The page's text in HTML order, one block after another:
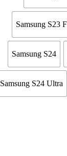
Samsung S23
Samsung S24
Samsung S24 Ultra